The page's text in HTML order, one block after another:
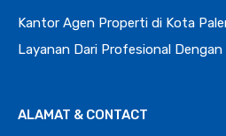
Kantor Agen Properti di Kota
Layanan Dari Profesional Dengan
ALAMAT & CONTACT